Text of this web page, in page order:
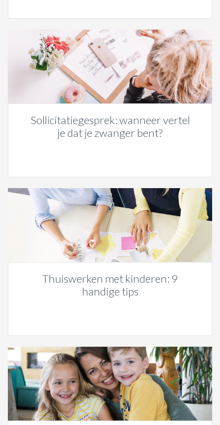
Sollicitatiegesprek: wanneer vertel
je dat je zwanger bent?
Thuiswerken met kinderen: 9
handige tips